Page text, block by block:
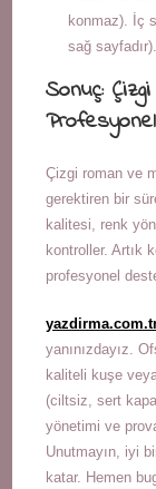
konmaz). İç
sağ sayfadır).
Sonuç:
Çizgi roman ve
gerektiren bir
kalitesi, renk
kontroller. Artık
profesyonel
yanınızdayız.
kaliteli kuşe
(ciltsiz, sert
yönetimi ve
Unutmayın, iyi
katar. Hemen